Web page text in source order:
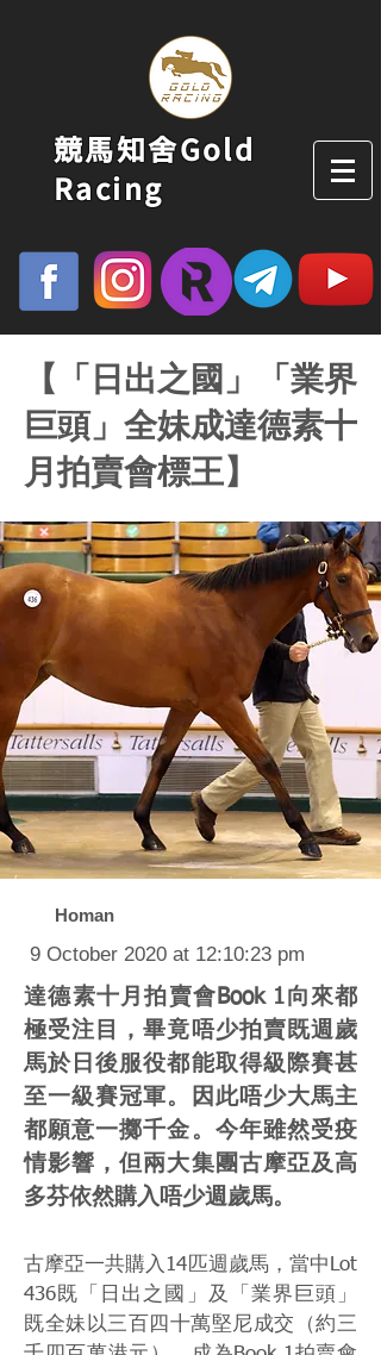
競馬知舍Gold
Racing
【「日出之國」「業界
巨頭」全妹成達德素十
月拍賣會標王】
Homan
9 October 2020 at 12:10:23 pm
達德素十月拍賣會Book 1向來都
極受注目，畢竟唔少拍賣既週歲
馬於日後服役都能取得級際賽甚
至一級賽冠軍。因此唔少大馬主
都願意一擲千金。今年雖然受疫
情影響，但兩大集團古摩亞及高
多芬依然購入唔少週歲馬。
古摩亞一共購入14匹週歲馬，當中Lot
436既「日出之國」及「業界巨頭」
既全妹以三百四十萬堅尼成交（約三